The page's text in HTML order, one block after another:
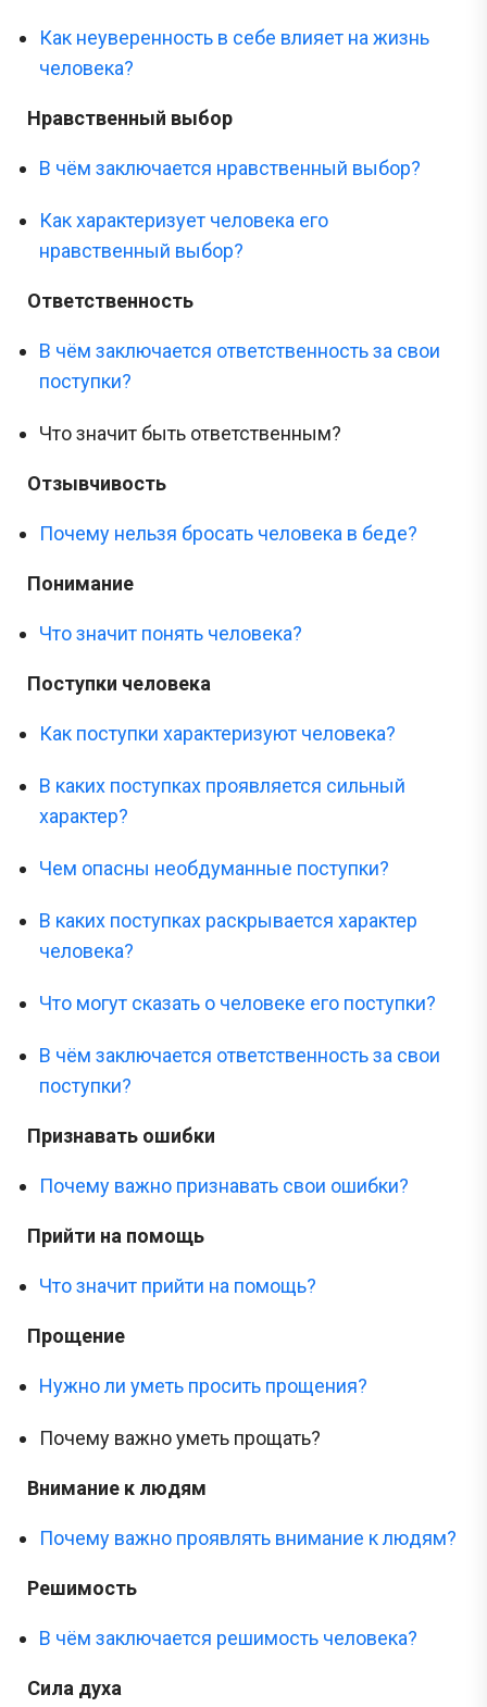
Как неуверенность в себе влияет на жизнь
человека?
Нравственный выбор
В чём заключается нравственный выбор?
Как характеризует человека его
нравственный выбор?
Ответственность
В чём заключается ответственность за свои
поступки?
Что значит быть ответственным?
Отзывчивость
Почему нельзя бросать человека в беде?
Понимание
Что значит понять человека?
Поступки человека
Как поступки характеризуют человека?
В каких поступках проявляется сильный
характер?
Чем опасны необдуманные поступки?
В каких поступках раскрывается характер
человека?
Что могут сказать о человеке его поступки?
В чём заключается ответственность за свои
поступки?
Признавать ошибки
Почему важно признавать свои ошибки?
Прийти на помощь
Что значит прийти на помощь?
Прощение
Нужно ли уметь просить прощения?
Почему важно уметь прощать?
Внимание к людям
Почему важно проявлять внимание к людям?
Решимость
В чём заключается решимость человека?
Сила духа